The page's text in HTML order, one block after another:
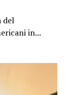
del
in...